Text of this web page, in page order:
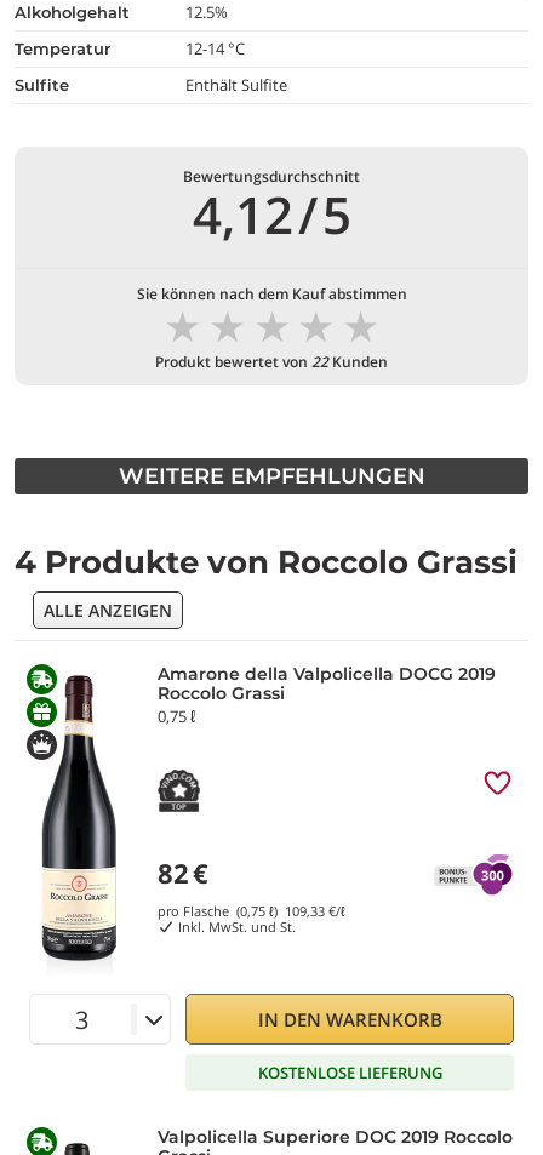
alkoholgehalt 12.5%
temperatur 12-14 °C
Sulfite Enthält Sulfite
Bewertungsdurchschnitt
4,12/5
Sie können nach dem Kauf abstimmen
★
★
★
★
★
Produkt bewertet von 22Kunden
WEITERE EMPFEHLUNGEN
4 Produkte von Roccolo Grassi
ALLE ANZEIGEN
Amarone della Valpolicella DOCG 2019
Roccolo Grassi
0,75 ℓ
82€
pro Flasche (0,75 ℓ) 109,33 €/ℓ
Inkl. MwSt. und St.
IN DEN WARENKORB
KOSTENLOSE LIEFERUNG
Valpolicella Superiore DOC 2019 Roccolo